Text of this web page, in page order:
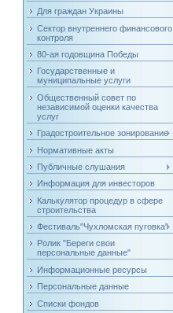
Для граждан Украины
Сектор внутреннего финансового
контроля
80-ая годовщина Победы
Государственные и
муниципальные услуги
Общественный совет по
независимой оценки качества
услуг
Градостроительное зонирование
Нормативные акты
Публичные слушания
Информация для инвесторов
Калькулятор процедур в сфере
строительства
Фестиваль"Чухломская пуговка"
Ролик "Береги свои
персональные данные"
Информационные ресурсы
Персональные данные
Списки фондов